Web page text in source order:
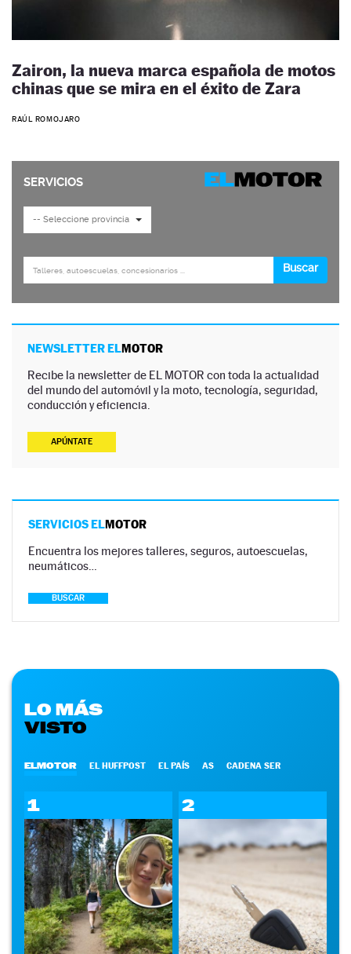
Zairon, la nueva marca española de motos
chinas que se mira en el éxito de Zara
RAÚL ROMOJARO
NEWSLETTER ELMOTOR
Recibe la newsletter de EL MOTOR con toda la actualidad
del mundo del automóvil y la moto, tecnología, seguridad,
conducción y eficiencia.
APÚNTATE
SERVICIOS ELMOTOR
Encuentra los mejores talleres, seguros, autoescuelas,
neumáticos…
BUSCAR
LO MÁS
VISTO
ELMOTOR EL HUFFPOST EL PAÍS AS CADENA SER
1 2